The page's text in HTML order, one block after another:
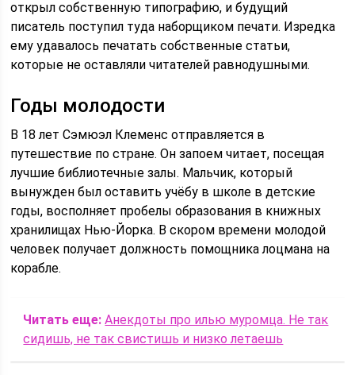
открыл собственную типографию, и будущий
писатель поступил туда наборщиком печати. Изредка
ему удавалось печатать собственные статьи,
которые не оставляли читателей равнодушными.
Годы молодости
В 18 лет Сэмюэл Клеменс отправляется в
путешествие по стране. Он запоем читает, посещая
лучшие библиотечные залы. Мальчик, который
вынужден был оставить учёбу в школе в детские
годы, восполняет пробелы образования в книжных
хранилищах Нью-Йорка. В скором времени молодой
человек получает должность помощника лоцмана на
корабле.
Читать еще: Анекдоты про илью муромца. Не так
сидишь, не так свистишь и низко летаешь